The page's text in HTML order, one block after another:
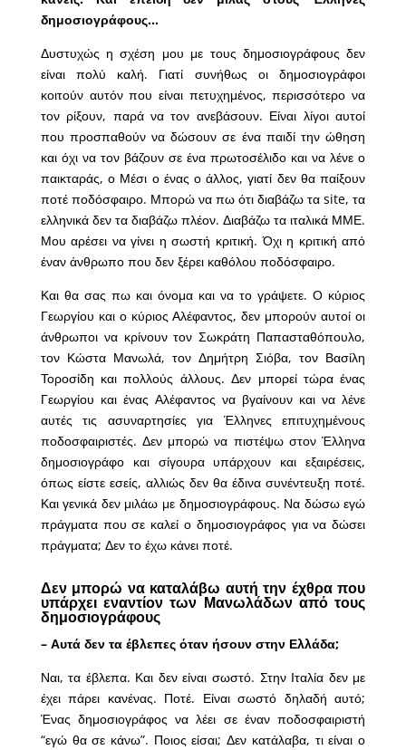
δημοσιογράφους…
Δυστυχώς η σχέση μου με τους δημοσιογράφους δεν
είναι πολύ καλή. Γιατί συνήθως οι δημοσιογράφοι
κοιτούν αυτόν που είναι πετυχημένος, περισσότερο να
τον ρίξουν, παρά να τον ανεβάσουν. Είναι λίγοι αυτοί
που προσπαθούν να δώσουν σε ένα παιδί την ώθηση
και όχι να τον βάζουν σε ένα πρωτοσέλιδο και να λένε ο
παικταράς, ο Μέσι ο ένας ο άλλος, γιατί δεν θα παίξουν
ποτέ ποδόσφαιρο. Μπορώ να πω ότι διαβάζω τα site, τα
ελληνικά δεν τα διαβάζω πλέον. Διαβάζω τα ιταλικά ΜΜΕ.
Μου αρέσει να γίνει η σωστή κριτική. Όχι η κριτική από
έναν άνθρωπο που δεν ξέρει καθόλου ποδόσφαιρο.
Και θα σας πω και όνομα και να το γράψετε. Ο κύριος
Γεωργίου και ο κύριος Αλέφαντος, δεν μπορούν αυτοί οι
άνθρωποι να κρίνουν τον Σωκράτη Παπασταθόπουλο,
τον Κώστα Μανωλά, τον Δημήτρη Σιόβα, τον Βασίλη
Τοροσίδη και πολλούς άλλους. Δεν μπορεί τώρα ένας
Γεωργίου και ένας Αλέφαντος να βγαίνουν και να λένε
αυτές τις ασυναρτησίες για Έλληνες επιτυχημένους
ποδοσφαιριστές. Δεν μπορώ να πιστέψω στον Έλληνα
δημοσιογράφο και σίγουρα υπάρχουν και εξαιρέσεις,
όπως είστε εσείς, αλλιώς δεν θα έδινα συνέντευξη ποτέ.
Και γενικά δεν μιλάω με δημοσιογράφους. Να δώσω εγώ
πράγματα που σε καλεί ο δημοσιογράφος για να δώσει
πράγματα; Δεν το έχω κάνει ποτέ.
Δεν μπορώ να καταλάβω αυτή την έχθρα που
υπάρχει εναντίον των Μανωλάδων από τους
δημοσιογράφους
– Αυτά δεν τα έβλεπες όταν ήσουν στην Ελλάδα;
Ναι, τα έβλεπα. Και δεν είναι σωστό. Στην Ιταλία δεν με
έχει πάρει κανένας. Ποτέ. Είναι σωστό δηλαδή αυτό;
Ένας δημοσιογράφος να λέει σε έναν ποδοσφαιριστή
“εγώ θα σε κάνω”. Ποιος είσαι; Δεν κατάλαβα, τι είναι ο